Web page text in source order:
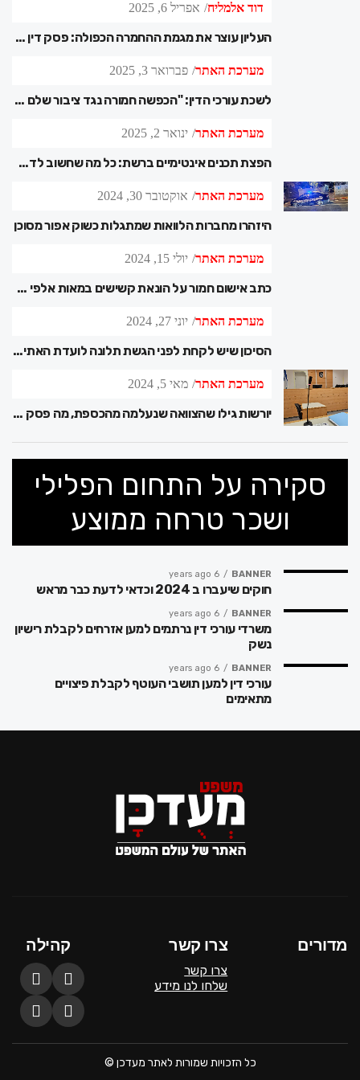
דוד אלמליח אפריל 6, 2025
העליון עוצר את מגמת ההחמרה הכפולה: פסק דין תקדימי בתיקי מע"מ
מערכת האתר פברואר 3, 2025
לשכת עורכי הדין: "הכפשה חמורה נגד ציבור שלם – נשקול הליכים פליליים
מערכת האתר ינואר 2, 2025
הפצת תכנים אינטימיים ברשת: כל מה שחשוב לדעת על העבירה
מערכת האתר אוקטובר 30, 2024
היזהרו מחברות הלוואות שמתגלות כשוק אפור מסוכן
מערכת האתר יולי 15, 2024
כתב אישום חמור על הונאת קשישים במאות אלפי שקלים
מערכת האתר יוני 27, 2024
הסיכון שיש לקחת לפני הגשת תלונה לועדת האתיקה
מערכת האתר מאי 5, 2024
יורשות גילו שהצוואה שנעלמה מהכספת, מה פסק בית המשפט?
סקירה על התחום הפלילי
ושכר טרחה ממוצע
BANNER
6 years ago
חוקים שיעברו ב 2024 וכדאי לדעת כבר מראש
BANNER
6 years ago
משרדי עורכי דין נרתמים למען אזרחים לקבלת רישיון
נשק
BANNER
6 years ago
עורכי דין למען תושבי העוטף לקבלת פיצויים
מתאימים
מדורים צרו קשר
צרו קשר
שלחו לנו מידע
קהילה
כל הזכויות שמורות לאתר מעדכן ©